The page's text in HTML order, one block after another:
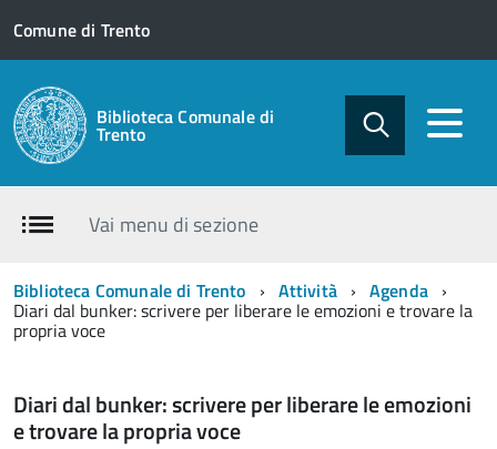
Comune di Trento
Biblioteca Comunale di
Trento
Vai menu di sezione
Biblioteca Comunale di Trento Attività Agenda
Diari dal bunker: scrivere per liberare le emozioni e trovare la
propria voce
Diari dal bunker: scrivere per liberare le emozioni
e trovare la propria voce